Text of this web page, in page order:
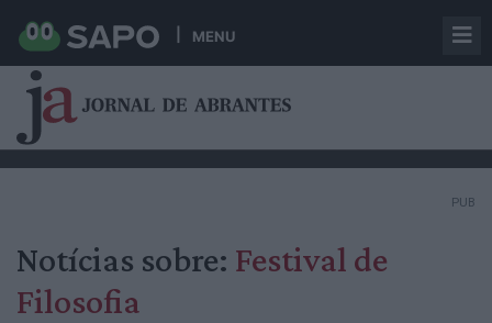
MENU
PUB
Notícias sobre: Festival de
Filosofia